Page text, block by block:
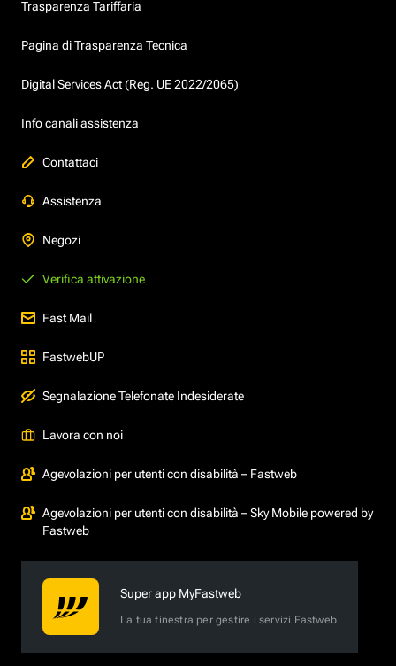
Trasparenza Tariffaria
Pagina di Trasparenza Tecnica
Digital Services Act (Reg. UE 2022/2065)
Info canali assistenza
Contattaci
Assistenza
Negozi
Verifica attivazione
Fast Mail
FastwebUP
Segnalazione Telefonate Indesiderate
Lavora con noi
Agevolazioni per utenti con disabilità – Fastweb
Agevolazioni per utenti con disabilità – Sky Mobile powered by
Fastweb
Super app MyFastweb
La tua finestra per gestire i servizi Fastweb